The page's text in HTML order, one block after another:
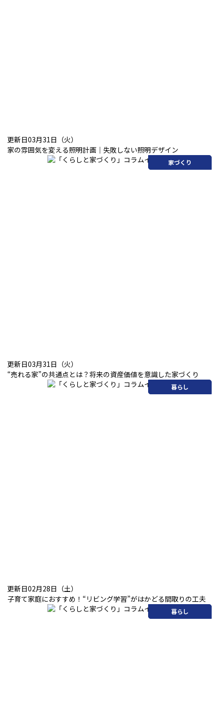
更新日03月31日（火）
家の雰囲気を変える照明計画｜失敗しない照明デザイン
家づくり
更新日03月31日（火）
“売れる家”の共通点とは？将来の資産価値を意識した家づくり
暮らし
更新日02月28日（土）
子育て家庭におすすめ！“リビング学習”がはかどる間取りの工夫
暮らし